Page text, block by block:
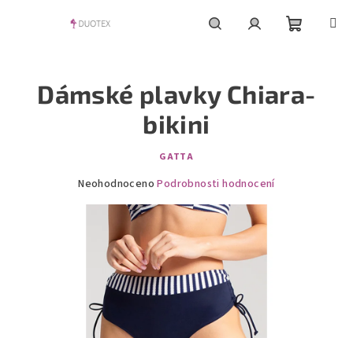
košík
Dámské plavky Chiara-
bikini
GATTA
Průměrné
hvězdiček.
Neohodnoceno Podrobnosti hodnocení